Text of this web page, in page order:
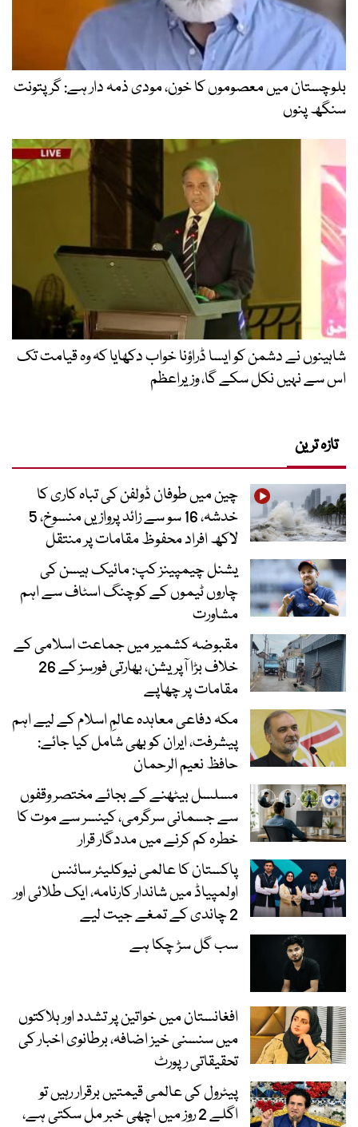
بلوچستان میں معصوموں کا خون، مودی ذمہ دار ہے: گرپتونت
سنگھ پنوں
شاہینوں نے دشمن کو ایسا ڈراؤنا خواب دکھایا کہ وہ قیامت تک
اس سے نہیں نکل سکے گا، وزیراعظم
تازہ ترین
چین میں طوفان ڈولفن کی تباہ کاری کا
خدشہ، 16 سو سے زائد پروازیں منسوخ، 5
لاکھ افراد محفوظ مقامات پر منتقل
یشنل چیمپینز کپ: مائیک ہیسن کی
چاروں ٹیموں کے کوچنگ اسٹاف سے اہم
مشاورت
مقبوضہ کشمیر میں جماعت اسلامی کے
خلاف بڑا آپریشن، بھارتی فورسز کے 26
مقامات پر چھاپے
مکہ دفاعی معاہدہ عالمِ اسلام کے لیے اہم
پیشرفت، ایران کو بھی شامل کیا جائے:
حافظ نعیم الرحمان
مسلسل بیٹھنے کے بجائے مختصر وقفوں
سے جسمانی سرگرمی، کینسر سے موت کا
خطرہ کم کرنے میں مددگار قرار
پاکستان کا عالمی نیوکلیئر سائنس
اولمپیاڈ میں شاندار کارنامہ، ایک طلائی اور
2 چاندی کے تمغے جیت لیے
سب گل سڑ چکا ہے
افغانستان میں خواتین پر تشدد اور ہلاکتوں
میں سنسنی خیز اضافہ، برطانوی اخبار کی
تحقیقاتی رپورٹ
پیٹرول کی عالمی قیمتیں برقرار رہیں تو
اگلے 2 روز میں اچھی خبر مل سکتی ہے،